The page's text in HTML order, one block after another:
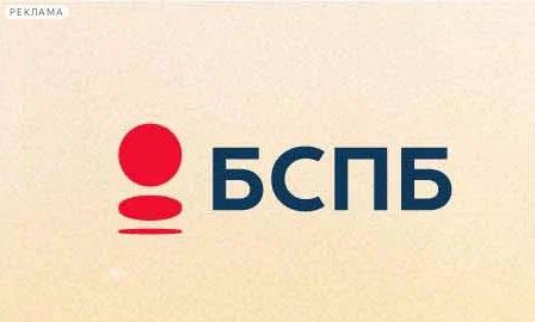
РЕКЛАМА
Сегодня:
2026.08.07
19:41
Афиша Plus